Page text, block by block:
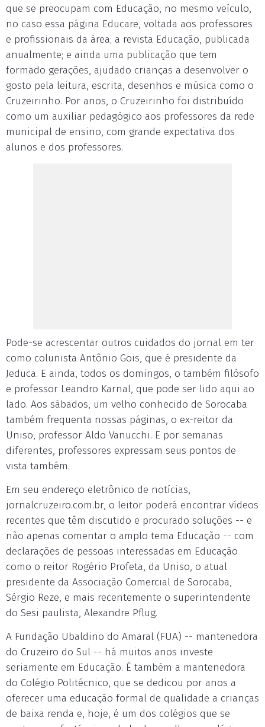
que se preocupam com Educação, no mesmo veículo,
no caso essa página Educare, voltada aos professores
e profissionais da área; a revista Educação, publicada
anualmente; e ainda uma publicação que tem
formado gerações, ajudado crianças a desenvolver o
gosto pela leitura, escrita, desenhos e música como o
Cruzeirinho. Por anos, o Cruzeirinho foi distribuído
como um auxiliar pedagógico aos professores da rede
municipal de ensino, com grande expectativa dos
alunos e dos professores.
Pode-se acrescentar outros cuidados do jornal em ter
como colunista Antônio Gois, que é presidente da
Jeduca. E ainda, todos os domingos, o também filósofo
e professor Leandro Karnal, que pode ser lido aqui ao
lado. Aos sábados, um velho conhecido de Sorocaba
também frequenta nossas páginas, o ex-reitor da
Uniso, professor Aldo Vanucchi. E por semanas
diferentes, professores expressam seus pontos de
vista também.
Em seu endereço eletrônico de notícias,
jornalcruzeiro.com.br, o leitor poderá encontrar vídeos
recentes que têm discutido e procurado soluções -- e
não apenas comentar o amplo tema Educação -- com
declarações de pessoas interessadas em Educação
como o reitor Rogério Profeta, da Uniso, o atual
presidente da Associação Comercial de Sorocaba,
Sérgio Reze, e mais recentemente o superintendente
do Sesi paulista, Alexandre Pflug.
A Fundação Ubaldino do Amaral (FUA) -- mantenedora
do Cruzeiro do Sul -- há muitos anos investe
seriamente em Educação. É também a mantenedora
do Colégio Politécnico, que se dedicou por anos a
oferecer uma educação formal de qualidade a crianças
de baixa renda e, hoje, é um dos colégios que se